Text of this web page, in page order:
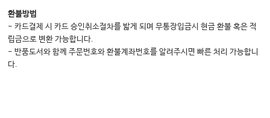
환불방법
- 카드결제 시 카드 승인취소절차를 밟게 되며 무통장입금시 현금 환불 혹은 적
립금으로 변환 가능합니다.
- 반품도서와 함께 주문번호와 환불계좌번호를 알려주시면 빠른 처리 가능합니
다.